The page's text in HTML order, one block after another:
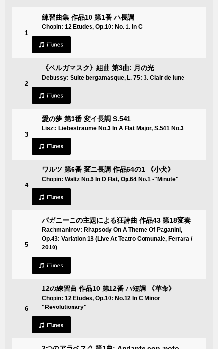
1
練習曲集 作品10 第1番 ハ長調
Chopin: 12 Etudes, Op.10: No. 1. in C
2
《ベルガマスク》組曲 第3曲: 月の光
Debussy: Suite bergamasque, L. 75: 3. Clair de lune
3
愛の夢 第3番 変イ長調 S.541
Liszt: Liebesträume No.3 In A Flat Major, S.541 No.3
4
ワルツ 第6番 変ニ長調 作品64の1 《小犬》
Chopin: Waltz No.6 In D Flat, Op.64 No.1 -"Minute"
5
パガニーニの主題による狂詩曲 作品43 第18変奏
Rachmaninov: Rhapsody On A Theme Of Paganini,
Op.43: Variation 18 (Live At Teatro Comunale, Ferrara /
2010)
6
12の練習曲 作品10 第12番 ハ短調 《革命》
Chopin: 12 Etudes, Op.10: No.12 In C Minor
"Revolutionary"